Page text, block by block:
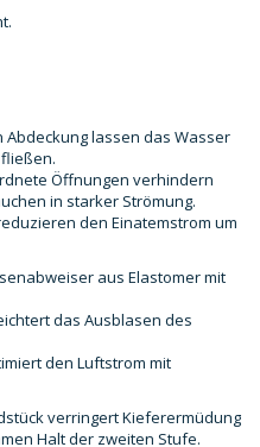
lassen das Wasser
Öffnungen verhindern
in starker Strömung.
den Einatemstrom um
aus Elastomer mit
das Ausblasen des
den Luftstrom mit
verringert Kieferermüdung
Halt der zweiten Stufe.